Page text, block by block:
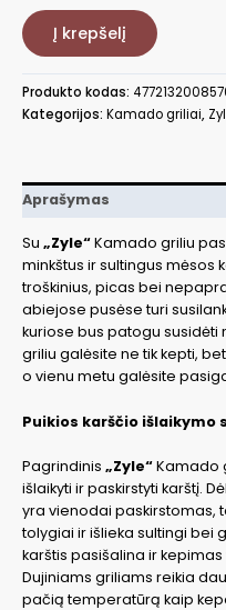
Kamado
grilis
su
ZY16KSRDSET
Į krepšelį
Produkto kodas:
Kategorijos: Kamado griliai,
Aprašymas
Su „Zyle“Kamado griliu
minkštus ir sultingus mėsos
troškinius, picas bei
abiejose pusėse turi
kuriose bus patogu susidėti
griliu galėsite ne tik kepti,
o vienu metu galėsite
Puikios karščio išlaikymo
Pagrindinis „Zyle“Kamado
išlaikyti ir paskirstyti karštį.
yra vienodai paskirstomas,
tolygiai ir išlieka sultingi bei
karštis pasišalina ir
Dujiniams griliams reikia
pačią temperatūrą kaip